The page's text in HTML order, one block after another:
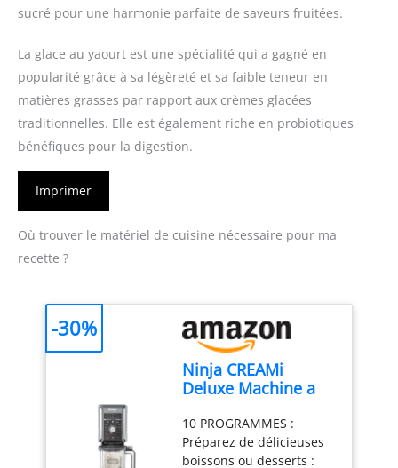
sucré pour une harmonie parfaite de saveurs fruitées.
La glace au yaourt est une spécialité qui a gagné en
popularité grâce à sa légèreté et sa faible teneur en
matières grasses par rapport aux crèmes glacées
traditionnelles. Elle est également riche en probiotiques
bénéfiques pour la digestion.
Imprimer
Où trouver le matériel de cuisine nécessaire pour ma
recette ?
Ninja CREAMi
Deluxe Machine a
2 bacs NC502EU
10 PROGRAMMES :
Préparez de délicieuses
boissons ou desserts :
-30%